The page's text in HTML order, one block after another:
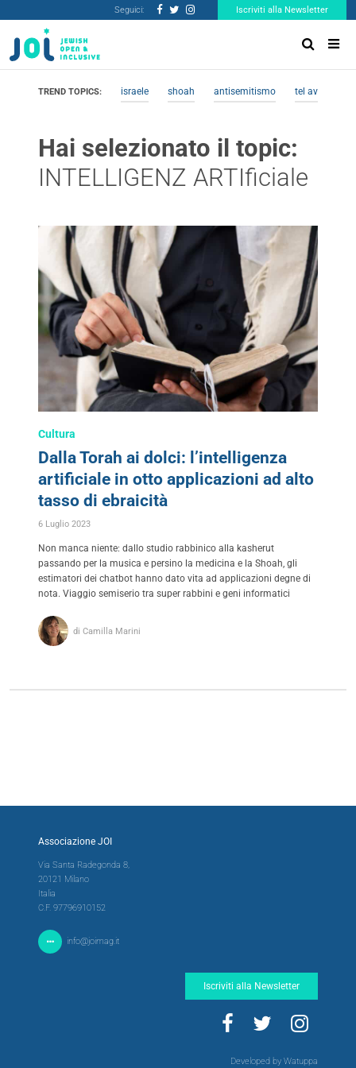
Seguici: Iscriviti alla Newsletter
TREND TOPICS: israele shoah antisemitismo tel aviv
Hai selezionato il topic:
INTELLIGENZ ARTIficiale
Cultura
Dalla Torah ai dolci: l’intelligenza
artificiale in otto applicazioni ad alto
tasso di ebraicità
6 Luglio 2023
Non manca niente: dallo studio rabbinico alla kasherut
passando per la musica e persino la medicina e la Shoah, gli
estimatori dei chatbot hanno dato vita ad applicazioni degne di
nota. Viaggio semiserio tra super rabbini e geni informatici
di Camilla Marini
Associazione JOI
Via Santa Radegonda 8,
20121 Milano
Italia
C.F. 97796910152
info@joimag.it
Iscriviti alla Newsletter
Developed by Watuppa